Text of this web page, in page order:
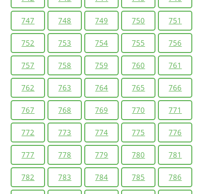
747 748 749 750 751
752 753 754 755 756
757 758 759 760 761
762 763 764 765 766
767 768 769 770 771
772 773 774 775 776
777 778 779 780 781
782 783 784 785 786